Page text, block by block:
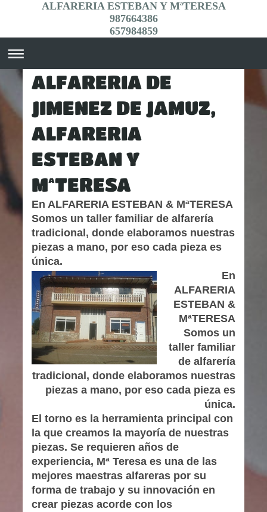
ALFARERIA ESTEBAN Y MªTERESA
987664386
657984859
ALFARERIA DE
JIMENEZ DE JAMUZ,
ALFARERIA
ESTEBAN Y
MªTERESA
En ALFARERIA ESTEBAN & MªTERESA
Somos un taller familiar de alfarería
tradicional, donde elaboramos nuestras
piezas a mano, por eso cada pieza es
única.
En
ALFARERIA
ESTEBAN &
MªTERESA
Somos un
taller familiar
de alfarería
tradicional, donde elaboramos nuestras
piezas a mano, por eso cada pieza es
única.
El torno es la herramienta principal con
la que creamos la mayoría de nuestras
piezas. Se requieren años de
experiencia, Mª Teresa es una de las
mejores maestras alfareras por su
forma de trabajo y su innovación en
crear piezas acorde con los